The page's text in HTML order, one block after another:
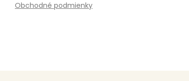
Obchodné podmienky